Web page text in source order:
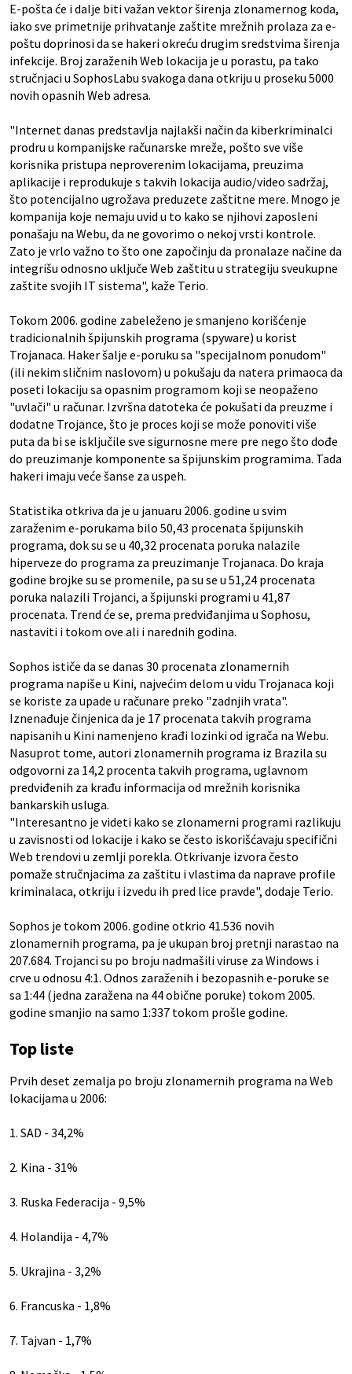
E-pošta će i dalje biti važan vektor širenja zlonamernog koda,
iako sve primetnije prihvatanje zaštite mrežnih prolaza za e-
poštu doprinosi da se hakeri okreću drugim sredstvima širenja
infekcije. Broj zaraženih Web lokacija je u porastu, pa tako
stručnjaci u SophosLabu svakoga dana otkriju u proseku 5000
novih opasnih Web adresa.
"Internet danas predstavlja najlakši način da kiberkriminalci
prodru u kompanijske računarske mreže, pošto sve više
korisnika pristupa neproverenim lokacijama, preuzima
aplikacije i reprodukuje s takvih lokacija audio/video sadržaj,
što potencijalno ugrožava preduzete zaštitne mere. Mnogo je
kompanija koje nemaju uvid u to kako se njihovi zaposleni
ponašaju na Webu, da ne govorimo o nekoj vrsti kontrole.
Zato je vrlo važno to što one započinju da pronalaze načine da
integrišu odnosno uključe Web zaštitu u strategiju sveukupne
zaštite svojih IT sistema", kaže Terio.
Tokom 2006. godine zabeleženo je smanjeno korišćenje
tradicionalnih špijunskih programa (spyware) u korist
Trojanaca. Haker šalje e-poruku sa "specijalnom ponudom"
(ili nekim sličnim naslovom) u pokušaju da natera primaoca da
poseti lokaciju sa opasnim programom koji se neopaženo
"uvlači" u računar. Izvršna datoteka će pokušati da preuzme i
dodatne Trojance, što je proces koji se može ponoviti više
puta da bi se isključile sve sigurnosne mere pre nego što dođe
do preuzimanje komponente sa špijunskim programima. Tada
hakeri imaju veće šanse za uspeh.
Statistika otkriva da je u januaru 2006. godine u svim
zaraženim e-porukama bilo 50,43 procenata špijunskih
programa, dok su se u 40,32 procenata poruka nalazile
hiperveze do programa za preuzimanje Trojanaca. Do kraja
godine brojke su se promenile, pa su se u 51,24 procenata
poruka nalazili Trojanci, a špijunski programi u 41,87
procenata. Trend će se, prema predviđanjima u Sophosu,
nastaviti i tokom ove ali i narednih godina.
Sophos ističe da se danas 30 procenata zlonamernih
programa napiše u Kini, najvećim delom u vidu Trojanaca koji
se koriste za upade u računare preko "zadnjih vrata".
Iznenađuje činjenica da je 17 procenata takvih programa
napisanih u Kini namenjeno krađi lozinki od igrača na Webu.
Nasuprot tome, autori zlonamernih programa iz Brazila su
odgovorni za 14,2 procenta takvih programa, uglavnom
predviđenih za krađu informacija od mrežnih korisnika
bankarskih usluga.
"Interesantno je videti kako se zlonamerni programi razlikuju
u zavisnosti od lokacije i kako se često iskorišćavaju specifični
Web trendovi u zemlji porekla. Otkrivanje izvora često
pomaže stručnjacima za zaštitu i vlastima da naprave profile
kriminalaca, otkriju i izvedu ih pred lice pravde", dodaje Terio.
Sophos je tokom 2006. godine otkrio 41.536 novih
zlonamernih programa, pa je ukupan broj pretnji narastao na
207.684. Trojanci su po broju nadmašili viruse za Windows i
crve u odnosu 4:1. Odnos zaraženih i bezopasnih e-poruke se
sa 1:44 (jedna zaražena na 44 obične poruke) tokom 2005.
godine smanjio na samo 1:337 tokom prošle godine.
Top liste
Prvih deset zemalja po broju zlonamernih programa na Web
lokacijama u 2006:
1. SAD - 34,2%
2. Kina - 31%
3. Ruska Federacija - 9,5%
4. Holandija - 4,7%
5. Ukrajina - 3,2%
6. Francuska - 1,8%
7. Tajvan - 1,7%